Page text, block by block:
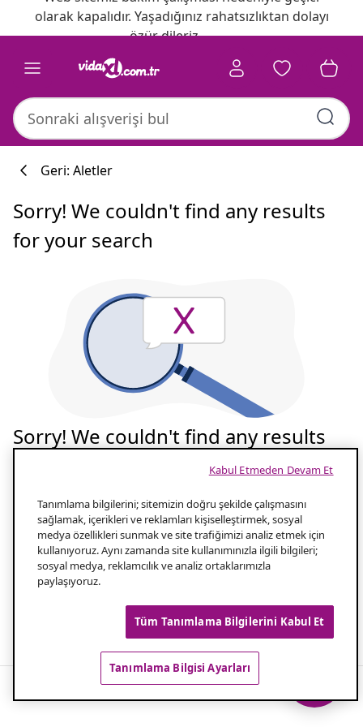
olarak kapalıdır. Yaşadığınız rahatsızlıktan dolayı
özür dileriz.
Geri: Aletler
Sorry! We couldn't find any results
for your search
Sorry! We couldn't find any results
Tekrar deneyelim
1.0 Aramanızın yazılışını kontrol edin
2.0 Aramanız için daha az kelime kullanın
Popüler aramalar
Tanımlama bilgilerini; sitemizin doğru şekilde çalışmasını
sağlamak, içerikleri ve reklamları kişiselleştirmek, sosyal
medya özellikleri sunmak ve site trafiğimizi analiz etmek için
kullanıyoruz. Aynı zamanda site kullanımınızla ilgili bilgileri;
sosyal medya, reklamcılık ve analiz ortaklarımızla
paylaşıyoruz.
Tüm Tanımlama Bilgilerini Kabul Et
Tanımlama Bilgisi Ayarları
Kabul Etmeden Devam Et